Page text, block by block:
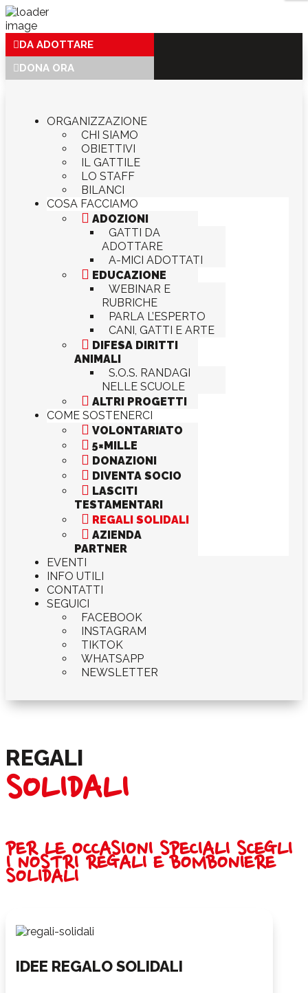
DA ADOTTARE
DONA ORA
ORGANIZZAZIONE
CHI SIAMO
OBIETTIVI
IL GATTILE
LO STAFF
BILANCI
COSA FACCIAMO
 ADOZIONI
GATTI DA
ADOTTARE
A-MICI ADOTTATI
 EDUCAZIONE
WEBINAR E
RUBRICHE
PARLA L’ESPERTO
CANI, GATTI E ARTE
 DIFESA DIRITTI
ANIMALI
S.O.S. RANDAGI
NELLE SCUOLE
 ALTRI PROGETTI
COME SOSTENERCI
 VOLONTARIATO
 5×MILLE
 DONAZIONI
 DIVENTA SOCIO
 LASCITI
TESTAMENTARI
 REGALI SOLIDALI
 AZIENDA
PARTNER
EVENTI
INFO UTILI
CONTATTI
SEGUICI
FACEBOOK
INSTAGRAM
TIKTOK
WHATSAPP
NEWSLETTER
REGALI
SOLIDALI
PER LE OCCASIONI SPECIALI SCEGLI
I NOSTRI REGALI E BOMBONIERE
SOLIDALI
IDEE REGALO SOLIDALI